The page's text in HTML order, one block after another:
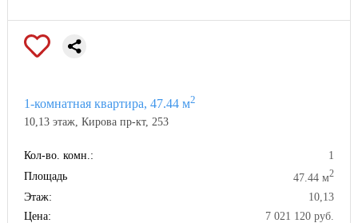
1-комнатная квартира, 47.44 м2
10,13 этаж, Кирова пр-кт, 253
Кол-во. комн.:
1
Площадь
47.44 м2
Этаж:
10,13
Цена:
7 021 120 руб.